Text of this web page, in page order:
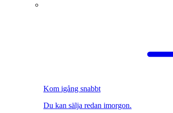
Kom igång snabbt
Du kan sälja redan imorgon.